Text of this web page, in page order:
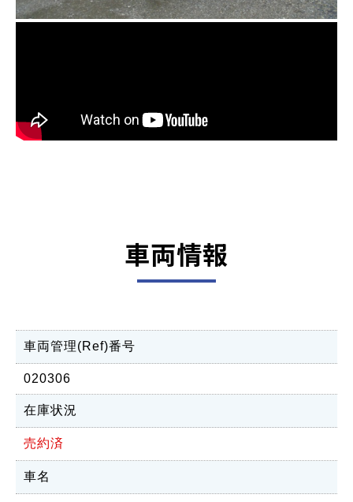
車両情報
車両管理(Ref)番号
020306
在庫状況
売約済
車名